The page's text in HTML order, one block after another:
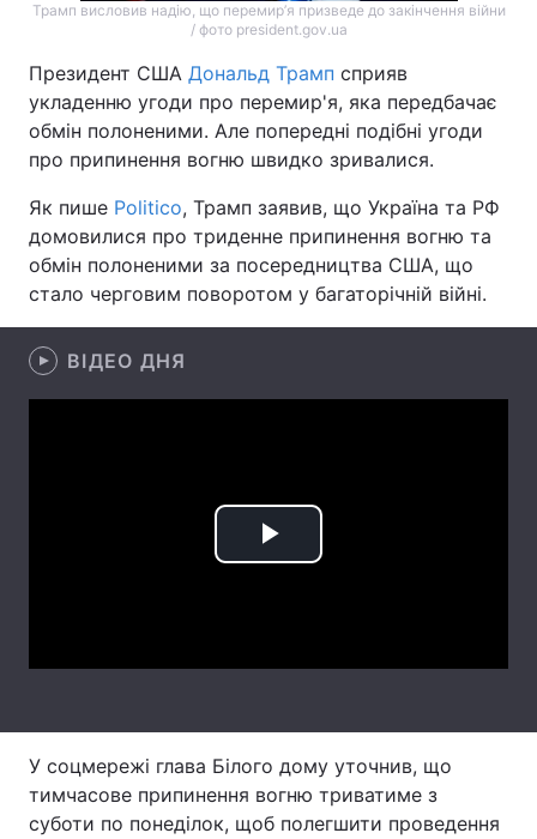
Погода
Екологія Регіони
Лонгріди
Відео з Youtube Статті
Інтерв'ю Думки
Контакти
Тема оформлення
Трамп висловив надію, що перемир’я призведе до закінчення війни
/ фото president.gov.ua
Президент США Дональд Трамп сприяв
укладенню угоди про перемир'я, яка передбачає
обмін полоненими. Але попередні подібні угоди
про припинення вогню швидко зривалися.
Як пише Politico, Трамп заявив, що Україна та РФ
домовилися про триденне припинення вогню та
обмін полоненими за посередництва США, що
стало черговим поворотом у багаторічній війні.
ВІДЕО ДНЯ
Play
У соцмережі глава Білого дому уточнив, що
тимчасове припинення вогню триватиме з
суботи по понеділок, щоб полегшити проведення